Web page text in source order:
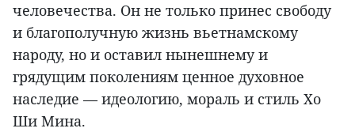
человечества. Он не только принес свободу
и благополучную жизнь вьетнамскому
народу, но и оставил нынешнему и
грядущим поколениям ценное духовное
наследие — идеологию, мораль и стиль Хо
Ши Мина.